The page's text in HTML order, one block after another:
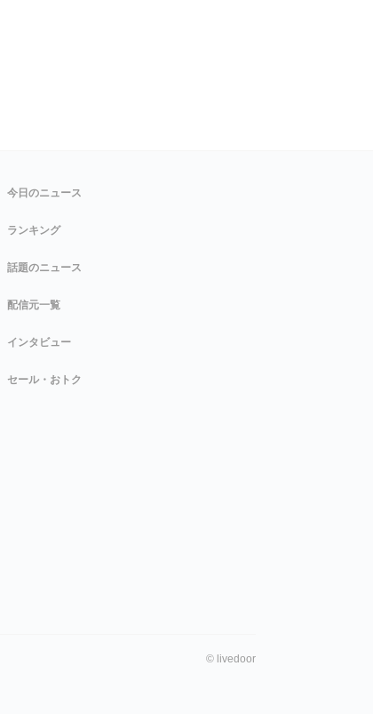
今日のニュース
ランキング
話題のニュース
配信元一覧
インタビュー
セール・おトク
© livedoor